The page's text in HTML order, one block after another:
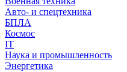
Авто- и спецтехника
БПЛА
Космос
IT
Наука и промышленность
Энергетика